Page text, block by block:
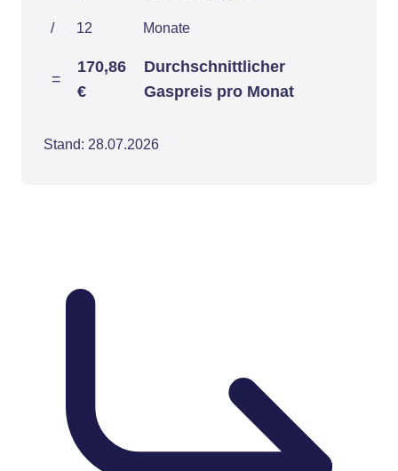
/ 12 Monate
=
170,86
€
Durchschnittlicher
Gaspreis pro Monat
Stand: 28.07.2026